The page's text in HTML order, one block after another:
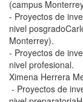
(campus
- Proyectos de
nivel
Monterrey).
- Proyectos de
nivel profesional.
Ximena Herrera
- Proyectos de